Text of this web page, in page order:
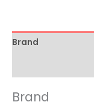
Brand
Brand